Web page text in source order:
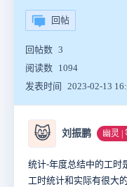
回帖
回帖数 3
阅读数 1094
发表时间
2023-02-13
😸 刘振鹏 幽灵 |
统计-年度总结中的工时
工时统计和实际有很大的